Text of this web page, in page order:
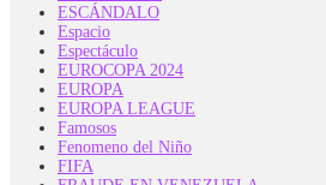
ESCÁNDALO
Espacio
Espectáculo
EUROCOPA 2024
EUROPA
EUROPA LEAGUE
Famosos
Fenomeno del Niño
FIFA